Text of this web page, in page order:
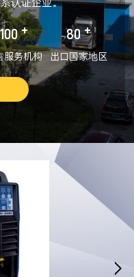
+
服务机构
80 +
出口国家地区
